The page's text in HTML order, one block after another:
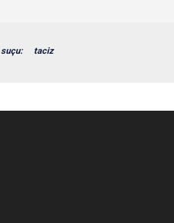
suçu: taciz